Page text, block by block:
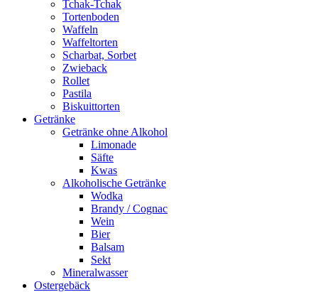
Tchak-Tchak
Tortenboden
Waffeln
Waffeltorten
Scharbat, Sorbet
Zwieback
Rollet
Pastila
Biskuittorten
Getränke
Getränke ohne Alkohol
Limonade
Säfte
Kwas
Alkoholische Getränke
Wodka
Brandy / Cognac
Wein
Bier
Balsam
Sekt
Mineralwasser
Ostergebäck